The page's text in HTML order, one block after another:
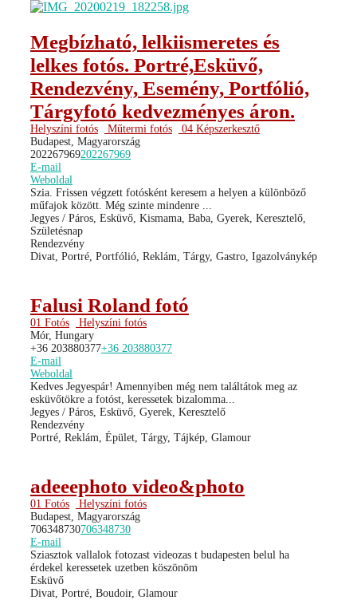
Megbízható, lelkiismeretes és
lelkes fotós. Portré,Esküvő,
Rendezvény, Esemény, Portfólió,
Tárgyfotó kedvezményes áron.
Helyszíni fotós Műtermi fotós
04 Képszerkesztő
Budapest, Magyarország
202267969202267969
E-mail
Weboldal
Szia. Frissen végzett fotósként keresem a helyen a különböző
műfajok között. Még szinte mindenre ...
Jegyes / Páros, Esküvő, Kismama, Baba, Gyerek, Keresztelő,
Születésnap
Rendezvény
Divat, Portré, Portfólió, Reklám, Tárgy, Gastro, Igazolványkép
Falusi Roland fotó
01 Fotós
Helyszíni fotós
Mór, Hungary
+36 203880377+36 203880377
E-mail
Weboldal
Kedves Jegyespár! Amennyiben még nem találtátok meg az
esküvőtökre a fotóst, keressetek bizalomma...
Jegyes / Páros, Esküvő, Gyerek, Keresztelő
Rendezvény
Portré, Reklám, Épület, Tárgy, Tájkép, Glamour
adeeephoto video&photo
01 Fotós
Helyszíni fotós
Budapest, Magyarország
706348730706348730
E-mail
Sziasztok vallalok fotozast videozas t budapesten belul ha
érdekel keressetek uzetben köszönöm
Esküvő
Divat, Portré, Boudoir, Glamour